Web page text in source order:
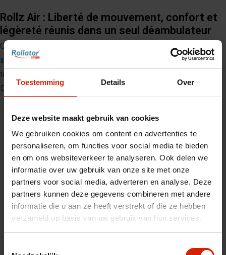
Toestemming Details Over
Deze website maakt gebruik van cookies
We gebruiken cookies om content en advertenties te
personaliseren, om functies voor social media te bieden
en om ons websiteverkeer te analyseren. Ook delen we
informatie over uw gebruik van onze site met onze
partners voor social media, adverteren en analyse. Deze
partners kunnen deze gegevens combineren met andere
informatie die u aan ze heeft verstrekt of die ze hebben
verzameld op basis van uw gebruik van hun services.
Rollz Air : Liberté de mouvement, confort et
légèreté réunis dans un seul déambulateur
Choisir le Rollz Air, c’est opter pour un style de vie actif et
indépendant, avec l’un des déambulateurs les plus avancés
techniquement du marché.
Découvrez le Rollz Air et sentez immédiatement la différence.